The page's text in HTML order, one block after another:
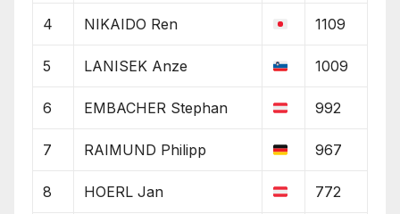
4 NIKAIDO Ren 1109
5 LANISEK Anze 1009
6 EMBACHER Stephan 992
7 RAIMUND Philipp 967
8 HOERL Jan 772